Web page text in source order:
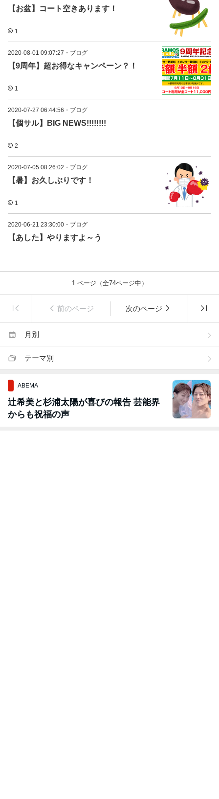
【お盆】コート空きあります！
1
2020-08-01 09:07:27 ・ ブログ
【9周年】超お得なキャンペーン？！
1
2020-07-27 06:44:56 ・ ブログ
【個サル】BIG NEWS!!!!!!!!
2
2020-07-05 08:26:02 ・ ブログ
【暑】お久しぶりです！
1
2020-06-21 23:30:00 ・ ブログ
【あした】やりますよ～う
1ページ（全74ページ中）
前のページ 次のページ
月別
テーマ別
ABEMA
辻希美と杉浦太陽が喜びの報告 芸能界
からも祝福の声